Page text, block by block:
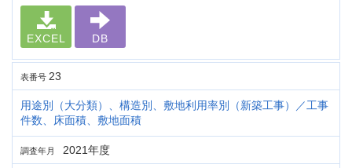
EXCEL DB
表番号 23
用途別（大分類）、構造別、敷地利用率別（新築工事）／工事
件数、床面積、敷地面積
調査年月 2021年度